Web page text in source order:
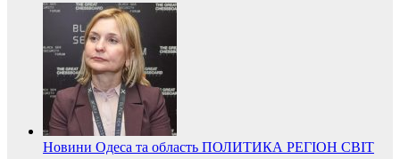
Новини Одеса та область ПОЛИТИКА РЕГІОН СВІТ